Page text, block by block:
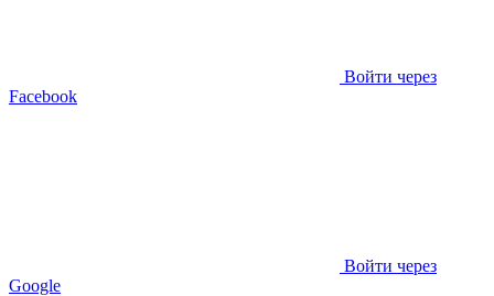
Войти через
Facebook
Войти через
Google